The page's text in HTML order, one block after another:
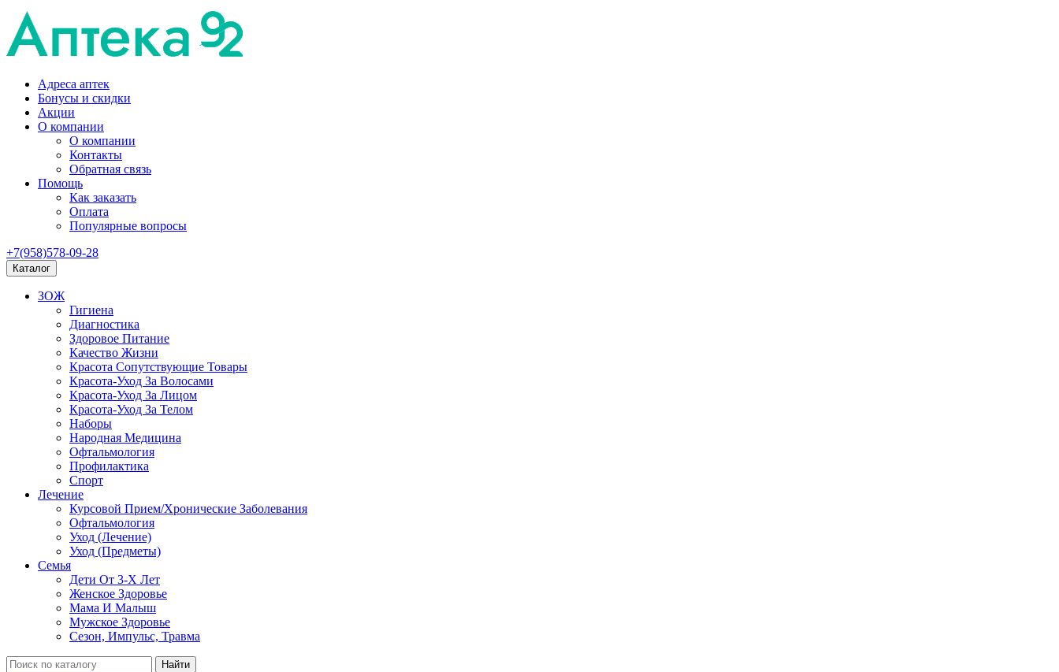
Адреса аптек
Бонусы и скидки
Акции
О компании
О компании
Контакты
Обратная связь
Помощь
Как заказать
Оплата
Популярные вопросы
+7(958)578-09-28
Каталог
ЗОЖ
Гигиена
Диагностика
Здоровое Питание
Качество Жизни
Красота Сопутствующие Товары
Красота-Уход За Волосами
Красота-Уход За Лицом
Красота-Уход За Телом
Наборы
Народная Медицина
Офтальмология
Профилактика
Спорт
Лечение
Курсовой Прием/Хронические Заболевания
Офтальмология
Уход (Лечение)
Уход (Предметы)
Семья
Дети От 3-Х Лет
Женское Здоровье
Мама И Малыш
Мужское Здоровье
Сезон, Импульс, Травма
Найти